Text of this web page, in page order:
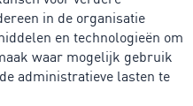
in de organisatie
en technologieën om
waar mogelijk gebruik
administratieve lasten te